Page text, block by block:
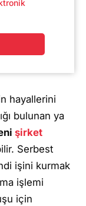
hayallerini
bulunan ya
şirket
Serbest
işini kurmak
işlemi
için